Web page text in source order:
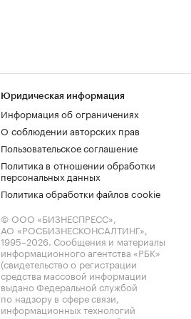
Юридическая информация
Информация об ограничениях
О соблюдении авторских прав
Пользовательское соглашение
Политика в отношении обработки
персональных данных
Политика обработки файлов cookie
© ООО «БИЗНЕСПРЕСС»,
АО «РОСБИЗНЕСКОНСАЛТИНГ»,
1995–2026. Сообщения и материалы
информационного агентства «РБК»
(свидетельство о регистрации
средства массовой информации
выдано Федеральной службой
по надзору в сфере связи,
информационных технологий